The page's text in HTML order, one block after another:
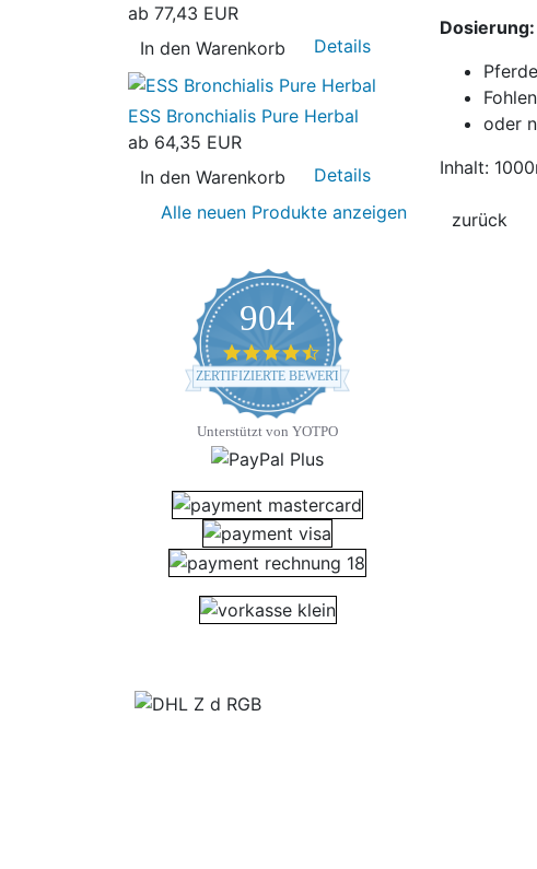
ab 77,43 EUR
In den Warenkorb
Details
ESS Bronchialis Pure Herbal
ab 64,35 EUR
In den Warenkorb
Details
Alle neuen Produkte anzeigen
904
4.7 star rating
ZERTIFIZIERTE BEWERTUNGEN
Unterstützt von YOTPO
Dosierung:
oder
Inhalt: